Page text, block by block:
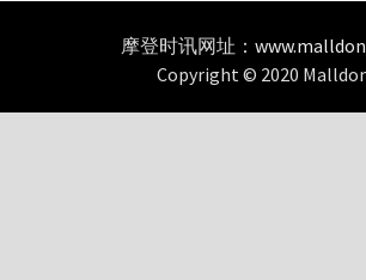
摩登时讯网址：
Copyright © 2020